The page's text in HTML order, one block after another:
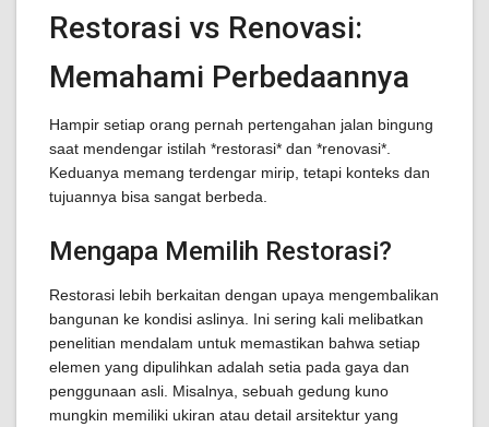
Restorasi vs Renovasi:
Memahami Perbedaannya
Hampir setiap orang pernah pertengahan jalan bingung
saat mendengar istilah *restorasi* dan *renovasi*.
Keduanya memang terdengar mirip, tetapi konteks dan
tujuannya bisa sangat berbeda.
Mengapa Memilih Restorasi?
Restorasi lebih berkaitan dengan upaya mengembalikan
bangunan ke kondisi aslinya. Ini sering kali melibatkan
penelitian mendalam untuk memastikan bahwa setiap
elemen yang dipulihkan adalah setia pada gaya dan
penggunaan asli. Misalnya, sebuah gedung kuno
mungkin memiliki ukiran atau detail arsitektur yang